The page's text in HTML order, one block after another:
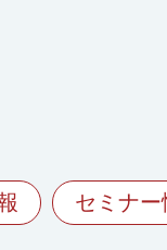
セミナー